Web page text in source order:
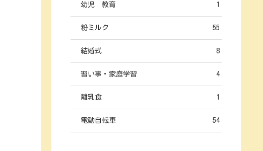
幼児 教育 1
粉ミルク 55
結婚式 8
習い事・家庭学習 4
離乳食 1
電動自転車 54